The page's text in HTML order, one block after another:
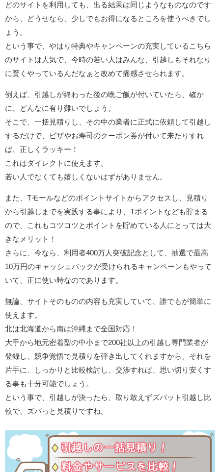
どのサイトを利用しても、出る結果は同じようなものなのです
から、どうせなら、少しでもお得になるところを使うべきでし
ょう。
という事で、やはり特典やキャンペーンの充実しているこちら
のサイトは人気で、今時の若い人はみんな、引越しもそれなり
に賢くやっているんだなぁと改めて痛感させられます。
例えば、引越しが終わった後の晩ご飯が付いていたら、確か
に、どんなに有り難いでしょう。
そこで、一括見積りし、その中の業者に正式に依頼して引越し
するだけで、ピザやお寿司のクーポン券が付いて来たりすれ
ば、正しくラッキー！
これはダイレクトに使えます。
若い人でなくても嬉しくないはずがありません。
また、Tモールなどのポイントサイトからアクセスし、見積り
から引越しまでを実践する事により、Tポイントなども貯まる
ので、これもコツコツとポイントを貯めている人にとっては大
きなメリット！
さらに、今なら、利用者400万人突破記念として、抽選で最高
10万円のキャッシュバックが受けられるキャンペーンもやって
いて、正に使い時なのであります。
無論、サイトそのものの内容も充実していて、誰でもが簡単に
使えます。
北は北海道から南は沖縄まで全国対応！
大手から地元密着型の中小まで200社以上の引越し専門業者が
登録し、競争覚悟で見積りを弾き出してくれますから、それを
片手に、しっかりと比較検討し、交渉すれば、思い切り安くす
る事も十分可能でしょう。
という事で、引越しが決ったら、取り敢えずズバット引越し比
較で、ズバっと見積りですね。